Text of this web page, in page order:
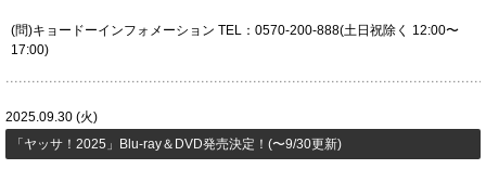
(問)キョードーインフォメーション TEL：0570-200-888(土日祝除く 12:00〜
17:00)
2025.09.30 (火)
「ヤッサ！2025」Blu-ray＆DVD発売決定！(〜9/30更新)